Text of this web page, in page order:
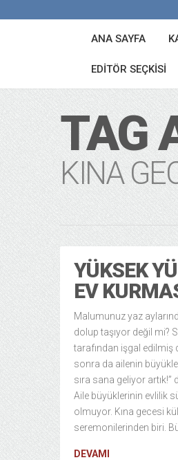
ANA SAYFA
EDITÖR SEÇKISI
TAG
KINA
YÜKSEK
EV
Malumunuz yaz
dolup taşıyor değil mi?
tarafından işgal edilmiş
sonra da ailenin
sıra sana geliyor artık!”
Aile büyüklerinin evlilik
olmuyor. Kına gecesi
seremonilerinden biri.
DEVAMI